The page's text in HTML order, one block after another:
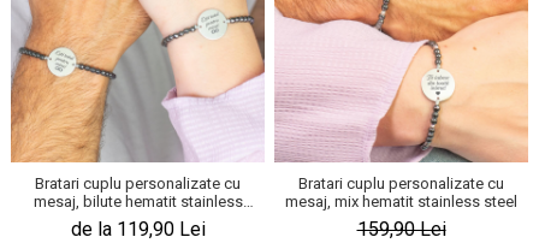
Bratari cuplu personalizate cu
mesaj, bilute hematit stainless
steel
de la 119,90 Lei
Bratari cuplu personalizate cu
mesaj, mix hematit stainless steel
159,90 Lei